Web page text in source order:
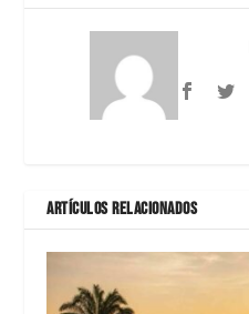
ARTÍCULOS RELACIONADOS